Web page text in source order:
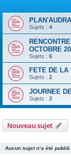
Sujets : 4
OCTOBRE
Sujets : 6
FETE DE LA
Sujets : 2
JOURNEE
Sujets : 2
Nouveau sujet
Aucun sujet n’a été